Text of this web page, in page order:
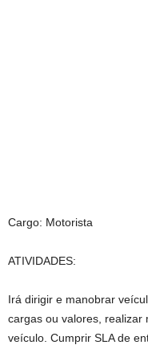
Cargo: Motorista
ATIVIDADES:
Irá dirigir e manobrar
cargas ou valores, realizar
veículo. Cumprir SLA de